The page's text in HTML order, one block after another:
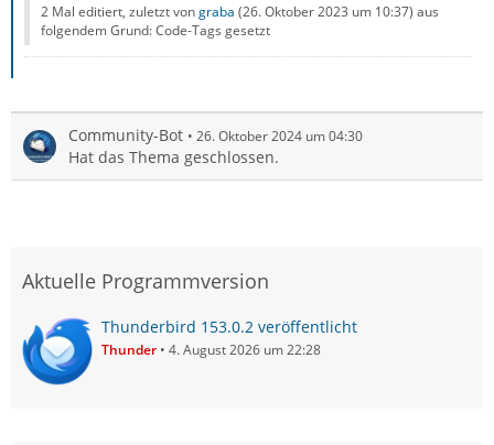
2 Mal editiert, zuletzt vongraba (26. Oktober 2023 um 10:37) aus
folgendem Grund: Code-Tags gesetzt
Community-Bot 26. Oktober 2024 um 04:30
Hat das Thema geschlossen.
Aktuelle Programmversion
Thunderbird 153.0.2 veröffentlicht
Thunder 4. August 2026 um 22:28